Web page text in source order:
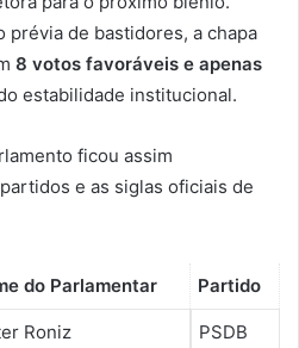
prévia de bastidores, a chapa
8 votos favoráveis e apenas
estabilidade institucional.
ficou assim
e as siglas oficiais de
do Parlamentar Partido
Roniz PSDB